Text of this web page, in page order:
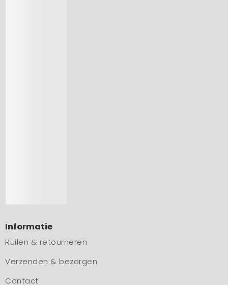
Informatie
Ruilen & retourneren
Verzenden & bezorgen
Contact